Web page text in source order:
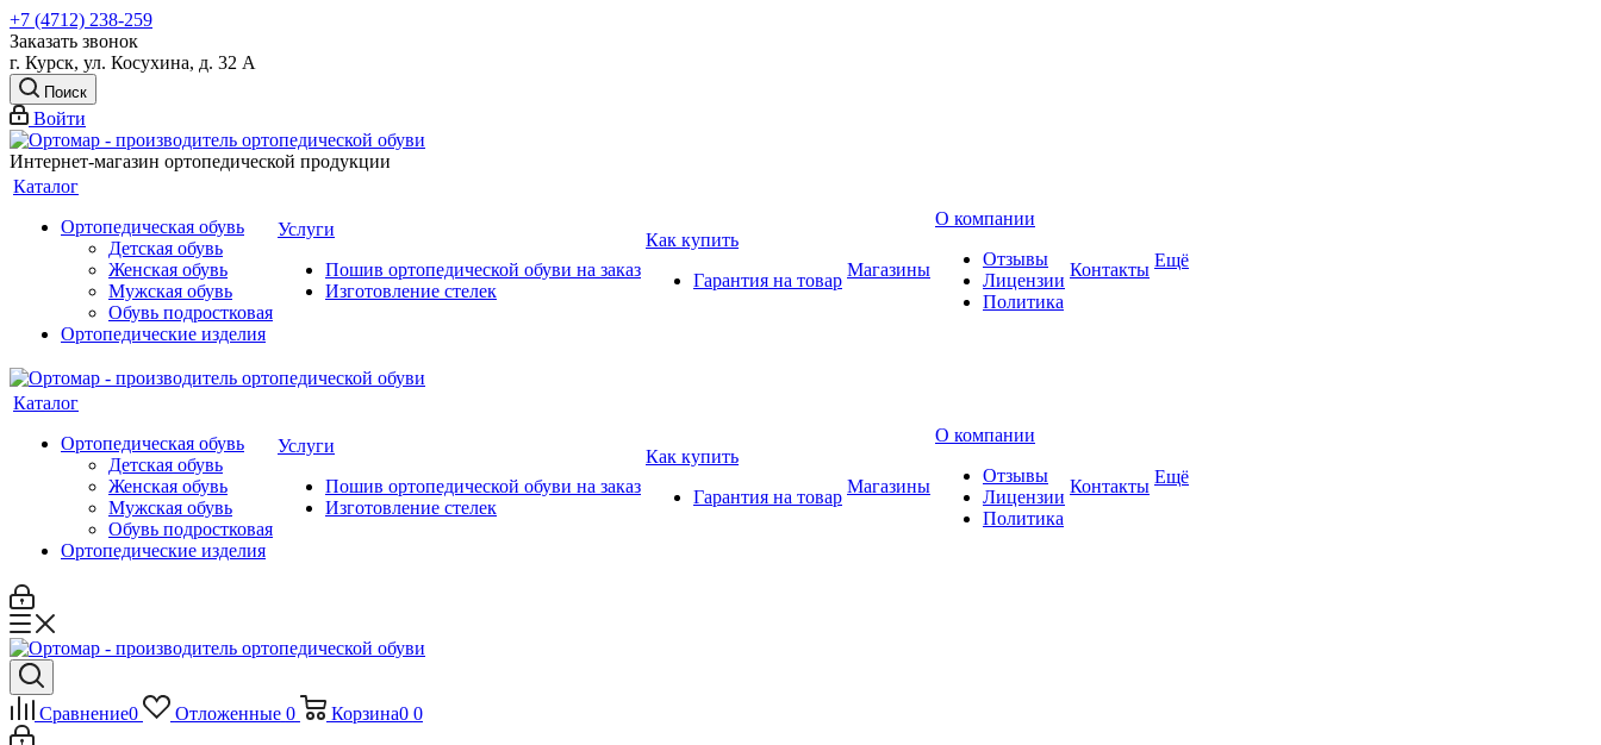
+7 (4712) 238-259
Заказать звонок
г. Курск, ул. Косухина, д. 32 А
Поиск
Войти
Интернет-магазин ортопедической продукции
Каталог
Ортопедическая обувь
Детская обувь
Женская обувь
Мужская обувь
Обувь подростковая
Ортопедические изделия
Услуги
Пошив ортопедической обуви на заказ
Изготовление стелек
Как купить
Гарантия на товар
Магазины
О компании
Отзывы
Лицензии
Политика
Контакты Ещё
Каталог
Ортопедическая обувь
Детская обувь
Женская обувь
Мужская обувь
Обувь подростковая
Ортопедические изделия
Услуги
Пошив ортопедической обуви на заказ
Изготовление стелек
Как купить
Гарантия на товар
Магазины
О компании
Отзывы
Лицензии
Политика
Контакты Ещё
Сравнение0 Отложенные 0 Корзина0 0